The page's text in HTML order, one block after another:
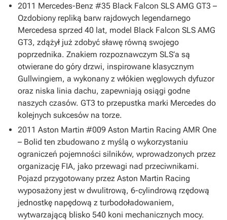
2011 Mercedes-Benz #35 Black Falcon SLS AMG GT3 –
Ozdobiony repliką barw rajdowych legendarnego
Mercedesa sprzed 40 lat, model Black Falcon SLS AMG
GT3, zdążył już zdobyć sławę równą swojego
poprzednika. Znakiem rozpoznawczym SLS’a są
otwierane do góry drzwi, inspirowane klasycznym
Gullwingiem, a wykonany z włókien węglowych dyfuzor
oraz niska linia dachu, zapewniają osiągi godne
naszych czasów. GT3 to przepustka marki Mercedes do
kolejnych sukcesów na torze.
2011 Aston Martin #009 Aston Martin Racing AMR One
– Bolid ten zbudowano z myślą o wykorzystaniu
ograniczeń pojemności silników, wprowadzonych przez
organizację FIA, jako przewagi nad przeciwnikami.
Pojazd przygotowany przez Aston Martin Racing
wyposażony jest w dwulitrową, 6-cylindrową rzędową
jednostkę napędową z turbodoładowaniem,
wytwarzającą blisko 540 koni mechanicznych mocy.